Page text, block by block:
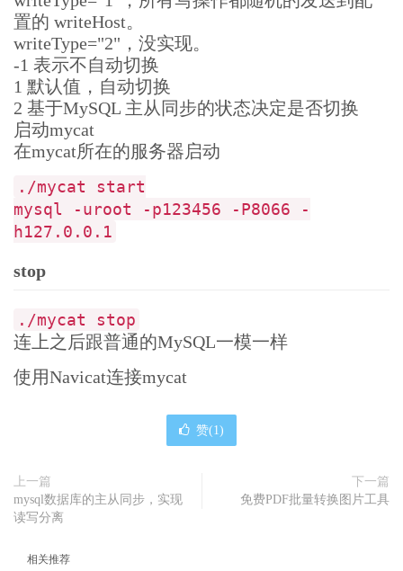
<!--
			<property name="serverPort">806
6</property>
			<property name="managerPort">90
66</property>
			<property name="idleTimeout">30
0000</property>
			<property name="authTimeout">15
000</property>
</property>
			<property name="dataNodeIdleChe
ckPeriod">300000</property> 5 * 60 * 1000L; //连接空闲检
Size">4096</property> <property name="processors">32</p
<!--分布式事务开关，0为不过滤分布式事务，1为
过滤分布式事务（如果分布式事务内只涉及全局表，则不过滤），2为不
过滤分布式事务,但是记录分布式事务日志-->
<property
ctions"
</property>
<!--
			off heap for merge/order/group/
<property
"useOffHeapForMerge"> 0</
property>
			单位为m
置的 writeHost。
writeType="2"，没实现。
-1 表示不自动切换
1 默认值，自动切换
2 基于MySQL 主从同步的状态决定是否切换
启动mycat
在mycat所在的服务器启动
./mycat start
mysql -uroot -p123456 -P8066 -
h127.0.0.1
stop
./mycat stop
连上之后跟普通的MySQL一模一样
使用Navicat连接mycat
赞(1)
上一篇
mysql数据库的主从同步，实现
读写分离
下一篇
免费PDF批量转换图片工具
相关推荐